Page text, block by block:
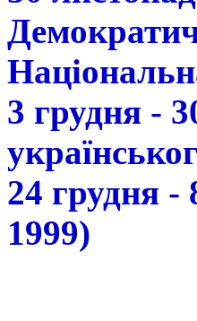
3 грудня -
24 грудня -
1999)